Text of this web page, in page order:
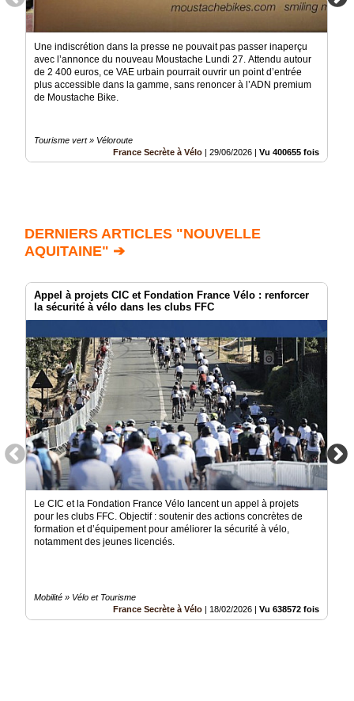
Une indiscrétion dans la presse ne pouvait pas passer inaperçu
avec l’annonce du nouveau Moustache Lundi 27. Attendu autour
de 2 400 euros, ce VAE urbain pourrait ouvrir un point d’entrée
plus accessible dans la gamme, sans renoncer à l’ADN premium
de Moustache Bike.
Tourisme vert » Véloroute
France Secrète à Vélo | 29/06/2026 | Vu 400655 fois
DERNIERS ARTICLES "NOUVELLE
AQUITAINE" ➔
Appel à projets CIC et Fondation France Vélo : renforcer
la sécurité à vélo dans les clubs FFC
Le CIC et la Fondation France Vélo lancent un appel à projets
pour les clubs FFC. Objectif : soutenir des actions concrètes de
formation et d’équipement pour améliorer la sécurité à vélo,
notamment des jeunes licenciés.
Mobilité » Vélo et Tourisme
France Secrète à Vélo
18/02/2026 Vu 638572 fois